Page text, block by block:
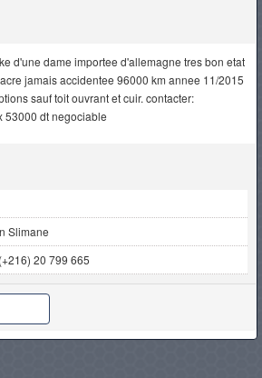
d'une dame importee d'allemagne tres bon etat
jamais accidentee 96000 km annee 11/2015
sauf toit ouvrant et cuir. contacter:
53000 dt negociable
Slimane
(+216) 20 799 665